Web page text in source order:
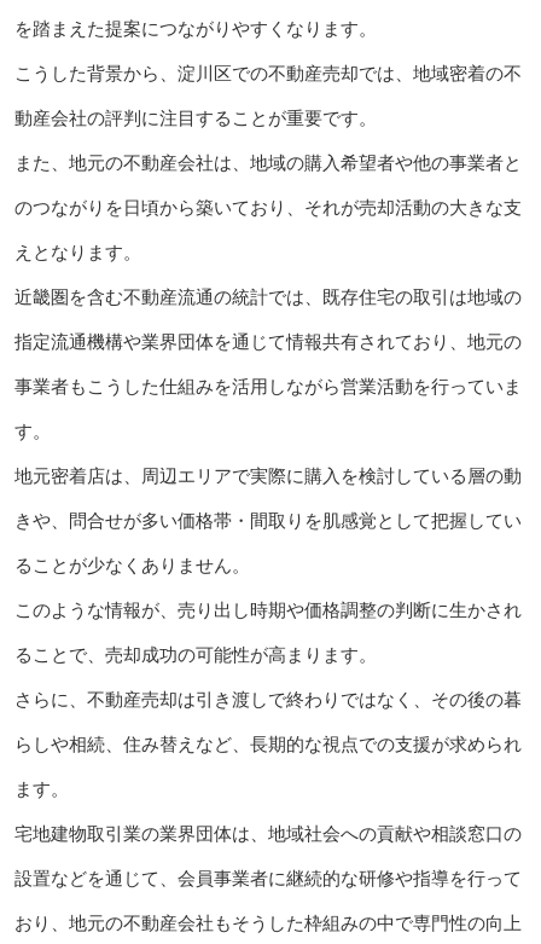
を踏まえた提案につながりやすくなります。
こうした背景から、淀川区での不動産売却では、地域密着の不
動産会社の評判に注目することが重要です。
また、地元の不動産会社は、地域の購入希望者や他の事業者と
のつながりを日頃から築いており、それが売却活動の大きな支
えとなります。
近畿圏を含む不動産流通の統計では、既存住宅の取引は地域の
指定流通機構や業界団体を通じて情報共有されており、地元の
事業者もこうした仕組みを活用しながら営業活動を行っていま
す。
地元密着店は、周辺エリアで実際に購入を検討している層の動
きや、問合せが多い価格帯・間取りを肌感覚として把握してい
ることが少なくありません。
このような情報が、売り出し時期や価格調整の判断に生かされ
ることで、売却成功の可能性が高まります。
さらに、不動産売却は引き渡しで終わりではなく、その後の暮
らしや相続、住み替えなど、長期的な視点での支援が求められ
ます。
宅地建物取引業の業界団体は、地域社会への貢献や相談窓口の
設置などを通じて、会員事業者に継続的な研修や指導を行って
おり、地元の不動産会社もそうした枠組みの中で専門性の向上